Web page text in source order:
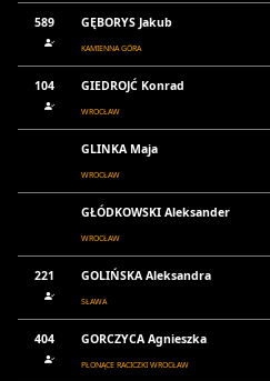
589 GĘBORYS Jakub
KAMIENNA GÓRA
104 GIEDROJĆ Konrad
WROCŁAW
GLINKA Maja
WROCŁAW
GŁÓDKOWSKI Aleksander
WROCŁAW
221 GOLIŃSKA Aleksandra
SŁAWA
404 GORCZYCA Agnieszka
PŁONĄCE RACICZKI WROCŁAW